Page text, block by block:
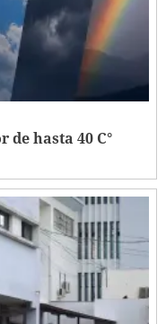
hasta 40 C°